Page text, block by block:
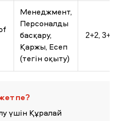
Менеджмент,
Персоналды
басқару,
Қаржы, Есеп
(тегін оқыту)
2+2, 3+1
пе?
үшін Құралай